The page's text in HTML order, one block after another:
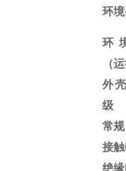
环
环
（
外
级
常规
接
绝